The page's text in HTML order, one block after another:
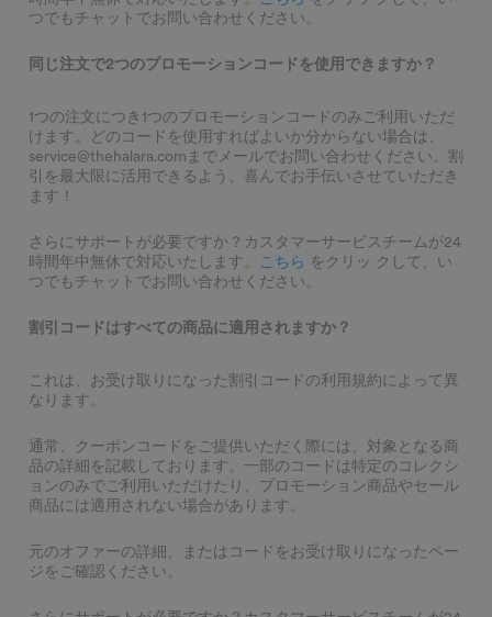
つでもチャットでお問い合わせください。
同じ注文で2つのプロモーションコードを使用できますか？
1つの注文につき1つのプロモーションコードのみご利用いただ
けます。どのコードを使用すればよいか分からない場合は、
service@thehalara.comまでメールでお問い合わせください。割
引を最大限に活用できるよう、喜んでお手伝いさせていただき
ます！
さらにサポートが必要ですか？カスタマーサービスチームが24
時間年中無休で対応いたします。
こちら をクリッ クして、い
つでもチャットでお問い合わせください。
割引コードはすべての商品に適用されますか？
これは、お受け取りになった割引コードの利用規約によって異
なります。
通常、クーポンコードをご提供いただく際には、対象となる商
品の詳細を記載しております。一部のコードは特定のコレクシ
ョンのみでご利用いただけたり、プロモーション商品やセール
商品には適用されない場合があります。
元のオファーの詳細、またはコードをお受け取りになったペー
ジをご確認ください。